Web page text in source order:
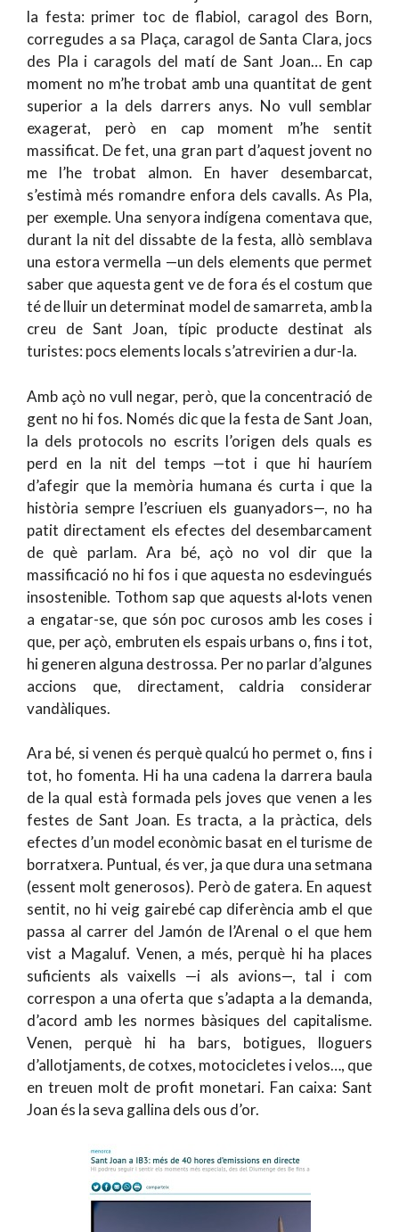
la festa: primer toc de flabiol, caragol des Born,
corregudes a sa Plaça, caragol de Santa Clara, jocs
des Pla i caragols del matí de Sant Joan… En cap
moment no m’he trobat amb una quantitat de gent
superior a la dels darrers anys. No vull semblar
exagerat, però en cap moment m’he sentit
massificat. De fet, una gran part d’aquest jovent no
me l’he trobat almon. En haver desembarcat,
s’estimà més romandre enfora dels cavalls. As Pla,
per exemple. Una senyora indígena comentava que,
durant la nit del dissabte de la festa, allò semblava
una estora vermella —un dels elements que permet
saber que aquesta gent ve de fora és el costum que
té de lluir un determinat model de samarreta, amb la
creu de Sant Joan, típic producte destinat als
turistes: pocs elements locals s’atrevirien a dur-la.
Amb açò no vull negar, però, que la concentració de
gent no hi fos. Només dic que la festa de Sant Joan,
la dels protocols no escrits l’origen dels quals es
perd en la nit del temps —tot i que hi hauríem
d’afegir que la memòria humana és curta i que la
història sempre l’escriuen els guanyadors—, no ha
patit directament els efectes del desembarcament
de què parlam. Ara bé, açò no vol dir que la
massificació no hi fos i que aquesta no esdevingués
insostenible. Tothom sap que aquests al·lots venen
a engatar-se, que són poc curosos amb les coses i
que, per açò, embruten els espais urbans o, fins i tot,
hi generen alguna destrossa. Per no parlar d’algunes
accions que, directament, caldria considerar
vandàliques.
Ara bé, si venen és perquè qualcú ho permet o, fins i
tot, ho fomenta. Hi ha una cadena la darrera baula
de la qual està formada pels joves que venen a les
festes de Sant Joan. Es tracta, a la pràctica, dels
efectes d’un model econòmic basat en el turisme de
borratxera. Puntual, és ver, ja que dura una setmana
(essent molt generosos). Però de gatera. En aquest
sentit, no hi veig gairebé cap diferència amb el que
passa al carrer del Jamón de l’Arenal o el que hem
vist a Magaluf. Venen, a més, perquè hi ha places
suficients als vaixells —i als avions—, tal i com
correspon a una oferta que s’adapta a la demanda,
d’acord amb les normes bàsiques del capitalisme.
Venen, perquè hi ha bars, botigues, lloguers
d’allotjaments, de cotxes, motocicletes i velos…, que
en treuen molt de profit monetari. Fan caixa: Sant
Joan és la seva gallina dels ous d’or.